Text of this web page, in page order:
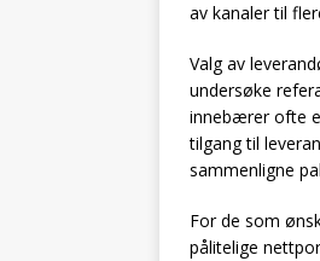
av kanaler til
Valg av
undersøke
innebærer ofte
tilgang til
sammenligne
For de som
pålitelige